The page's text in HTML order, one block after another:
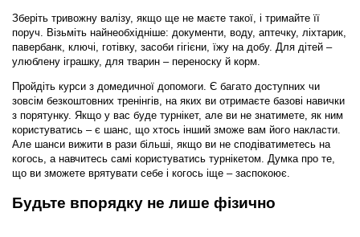
Зберіть тривожну валізу, якщо ще не маєте такої, і тримайте її
поруч. Візьміть найнеобхідніше: документи, воду, аптечку, ліхтарик,
павербанк, ключі, готівку, засоби гігієни, їжу на добу. Для дітей –
улюблену іграшку, для тварин – переноску й корм.
Пройдіть курси з домедичної допомоги. Є багато доступних чи
зовсім безкоштовних тренінгів, на яких ви отримаєте базові навички
з порятунку. Якщо у вас буде турнікет, але ви не знатимете, як ним
користуватись – є шанс, що хтось інший зможе вам його накласти.
Але шанси вижити в рази більші, якщо ви не сподіватиметесь на
когось, а навчитесь самі користуватись турнікетом. Думка про те,
що ви зможете врятувати себе і когось іще – заспокоює.
Будьте впорядку не лише фізично